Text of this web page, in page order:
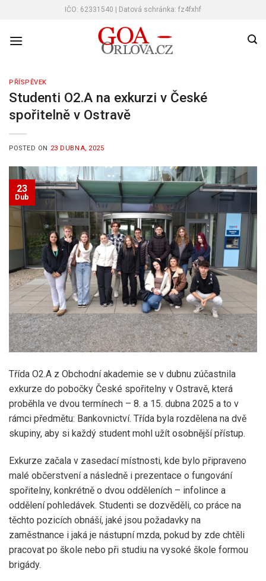
content
IČO: 62331540 | Datová schránka: fz4fxhf
PŘÍSPĚVEK
Studenti O2.A na exkurzi v České
spořitelně v Ostravě
POSTED ON 23 DUBNA, 2025
23
Dub
Třída O2.A z Obchodní akademie se v dubnu zúčastnila
exkurze do pobočky České spořitelny v Ostravě, která
proběhla ve dvou termínech – 8. a 15. dubna 2025 a to v
rámci předmětu: Bankovnictví. Třída byla rozdělena na dvě
skupiny, aby si každý student mohl užít osobnější přístup.
Exkurze začala v zasedací místnosti, kde bylo připraveno
malé občerstvení a následně i prezentace o fungování
spořitelny, konkrétně o dvou odděleních – infolince a
oddělení pohledávek. Studenti se dozvěděli, co práce na
těchto pozicích obnáší, jaké jsou požadavky na
zaměstnance i jaká je nástupní mzda, pokud by zde chtěli
pracovat po škole nebo při studiu na vysoké škole formou
brigády.